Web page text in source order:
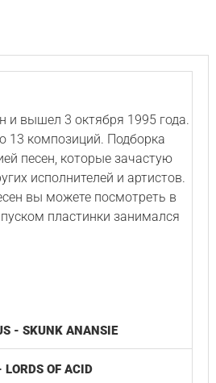
и вышел 3 октября 1995 года.
13 композиций. Подборка
песен, которые зачастую
исполнителей и артистов.
вы можете посмотреть в
пластинки занимался
- SKUNK ANANSIE
OF ACID